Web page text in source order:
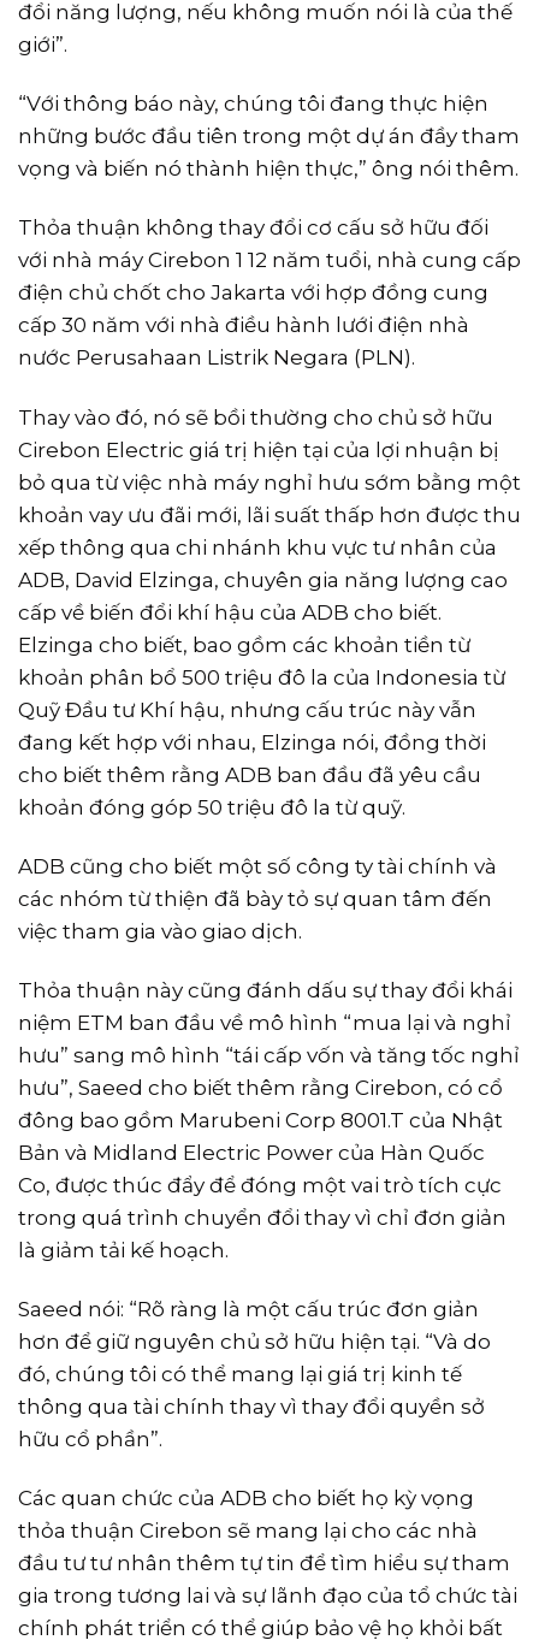
đổi năng lượng, nếu không muốn nói là của thế
giới”.
“Với thông báo này, chúng tôi đang thực hiện
những bước đầu tiên trong một dự án đầy tham
vọng và biến nó thành hiện thực,” ông nói thêm.
Thỏa thuận không thay đổi cơ cấu sở hữu đối
với nhà máy Cirebon 1 12 năm tuổi, nhà cung cấp
điện chủ chốt cho Jakarta với hợp đồng cung
cấp 30 năm với nhà điều hành lưới điện nhà
nước Perusahaan Listrik Negara (PLN).
Thay vào đó, nó sẽ bồi thường cho chủ sở hữu
Cirebon Electric giá trị hiện tại của lợi nhuận bị
bỏ qua từ việc nhà máy nghỉ hưu sớm bằng một
khoản vay ưu đãi mới, lãi suất thấp hơn được thu
xếp thông qua chi nhánh khu vực tư nhân của
ADB, David Elzinga, chuyên gia năng lượng cao
cấp về biến đổi khí hậu của ADB cho biết.
Elzinga cho biết, bao gồm các khoản tiền từ
khoản phân bổ 500 triệu đô la của Indonesia từ
Quỹ Đầu tư Khí hậu, nhưng cấu trúc này vẫn
đang kết hợp với nhau, Elzinga nói, đồng thời
cho biết thêm rằng ADB ban đầu đã yêu cầu
khoản đóng góp 50 triệu đô la từ quỹ.
ADB cũng cho biết một số công ty tài chính và
các nhóm từ thiện đã bày tỏ sự quan tâm đến
việc tham gia vào giao dịch.
Thỏa thuận này cũng đánh dấu sự thay đổi khái
niệm ETM ban đầu về mô hình “mua lại và nghỉ
hưu” sang mô hình “tái cấp vốn và tăng tốc nghỉ
hưu”, Saeed cho biết thêm rằng Cirebon, có cổ
đông bao gồm Marubeni Corp 8001.T của Nhật
Bản và Midland Electric Power của Hàn Quốc
Co, được thúc đẩy để đóng một vai trò tích cực
trong quá trình chuyển đổi thay vì chỉ đơn giản
là giảm tải kế hoạch.
Saeed nói: “Rõ ràng là một cấu trúc đơn giản
hơn để giữ nguyên chủ sở hữu hiện tại. “Và do
đó, chúng tôi có thể mang lại giá trị kinh tế
thông qua tài chính thay vì thay đổi quyền sở
hữu cổ phần”.
Các quan chức của ADB cho biết họ kỳ vọng
thỏa thuận Cirebon sẽ mang lại cho các nhà
đầu tư tư nhân thêm tự tin để tìm hiểu sự tham
gia trong tương lai và sự lãnh đạo của tổ chức tài
chính phát triển có thể giúp bảo vệ họ khỏi bất